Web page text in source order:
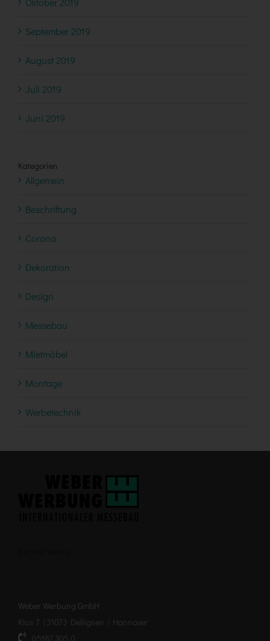
September 2019
August 2019
Juli 2019
Juni 2019
Kategorien
Allgemein
Beschriftung
Corona
Dekoration
Design
Messebau
Mietmöbel
Montage
Werbetechnik
Weber Werbung GmbH
Klus 7 | 31073 Delligsen | Hannover
05187 305 0